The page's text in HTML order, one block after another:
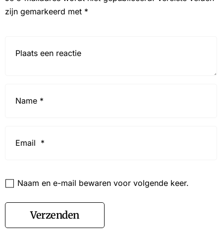
zijn gemarkeerd met *
Naam en e-mail bewaren voor volgende keer.
Verzenden